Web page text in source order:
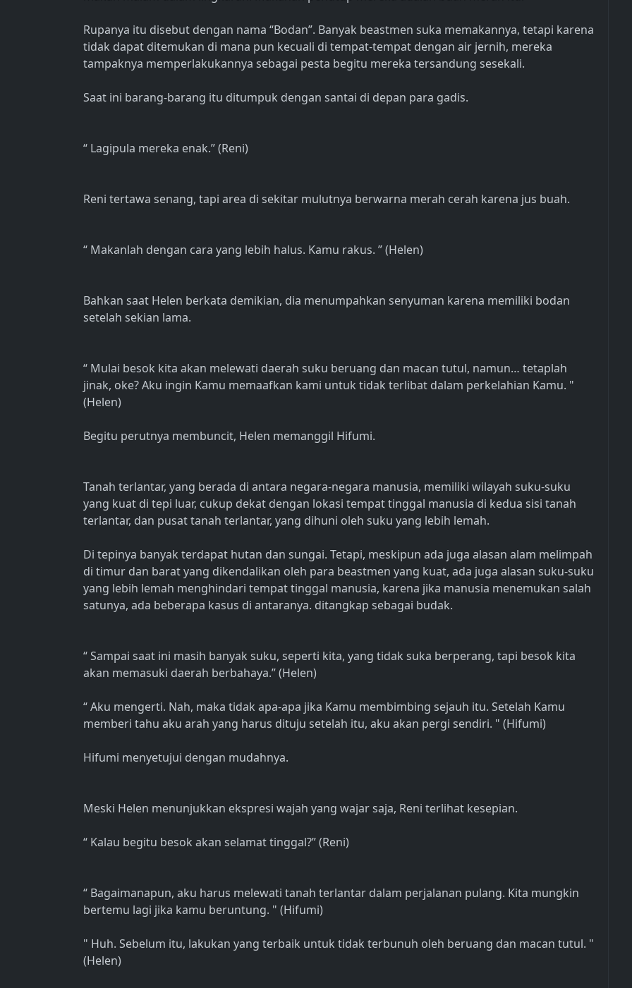
Rupanya itu disebut dengan nama “Bodan”. Banyak beastmen suka memakannya, tetapi karena
tidak dapat ditemukan di mana pun kecuali di tempat-tempat dengan air jernih, mereka
tampaknya memperlakukannya sebagai pesta begitu mereka tersandung sesekali.
Saat ini barang-barang itu ditumpuk dengan santai di depan para gadis.
“ Lagipula mereka enak.” (Reni)
Reni tertawa senang, tapi area di sekitar mulutnya berwarna merah cerah karena jus buah.
“ Makanlah dengan cara yang lebih halus. Kamu rakus. ” (Helen)
Bahkan saat Helen berkata demikian, dia menumpahkan senyuman karena memiliki bodan
setelah sekian lama.
“ Mulai besok kita akan melewati daerah suku beruang dan macan tutul, namun… tetaplah
jinak, oke? Aku ingin Kamu memaafkan kami untuk tidak terlibat dalam perkelahian Kamu. "
(Helen)
Begitu perutnya membuncit, Helen memanggil Hifumi.
Tanah terlantar, yang berada di antara negara-negara manusia, memiliki wilayah suku-suku
yang kuat di tepi luar, cukup dekat dengan lokasi tempat tinggal manusia di kedua sisi tanah
terlantar, dan pusat tanah terlantar, yang dihuni oleh suku yang lebih lemah.
Di tepinya banyak terdapat hutan dan sungai. Tetapi, meskipun ada juga alasan alam melimpah
di timur dan barat yang dikendalikan oleh para beastmen yang kuat, ada juga alasan suku-suku
yang lebih lemah menghindari tempat tinggal manusia, karena jika manusia menemukan salah
satunya, ada beberapa kasus di antaranya. ditangkap sebagai budak.
“ Sampai saat ini masih banyak suku, seperti kita, yang tidak suka berperang, tapi besok kita
akan memasuki daerah berbahaya.” (Helen)
“ Aku mengerti. Nah, maka tidak apa-apa jika Kamu membimbing sejauh itu. Setelah Kamu
memberi tahu aku arah yang harus dituju setelah itu, aku akan pergi sendiri. " (Hifumi)
Hifumi menyetujui dengan mudahnya.
Meski Helen menunjukkan ekspresi wajah yang wajar saja, Reni terlihat kesepian.
“ Kalau begitu besok akan selamat tinggal?” (Reni)
“ Bagaimanapun, aku harus melewati tanah terlantar dalam perjalanan pulang. Kita mungkin
bertemu lagi jika kamu beruntung. " (Hifumi)
" Huh. Sebelum itu, lakukan yang terbaik untuk tidak terbunuh oleh beruang dan macan tutul. "
(Helen)